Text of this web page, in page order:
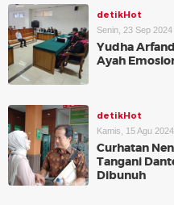
detikHot
Senin, 23 Sep
Yudha
Ayah
detikHot
Kamis, 15 Agu
Curhatan
Tangani
Dibunuh